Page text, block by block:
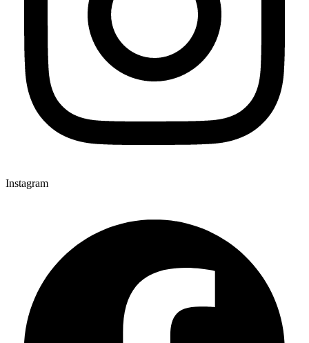
Instagram